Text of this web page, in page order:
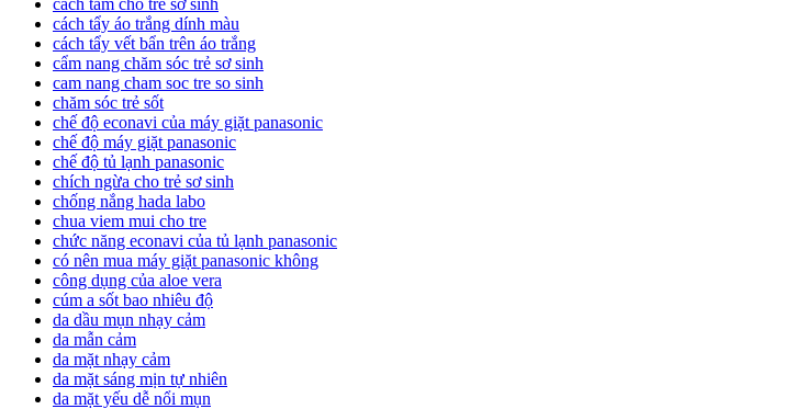
cách tắm cho trẻ sơ sinh
cách tẩy áo trắng dính màu
cách tẩy vết bẩn trên áo trắng
cẩm nang chăm sóc trẻ sơ sinh
cam nang cham soc tre so sinh
chăm sóc trẻ sốt
chế độ econavi của máy giặt panasonic
chế độ máy giặt panasonic
chế độ tủ lạnh panasonic
chích ngừa cho trẻ sơ sinh
chống nắng hada labo
chua viem mui cho tre
chức năng econavi của tủ lạnh panasonic
có nên mua máy giặt panasonic không
công dụng của aloe vera
cúm a sốt bao nhiêu độ
da dầu mụn nhạy cảm
da mẫn cảm
da mặt nhạy cảm
da mặt sáng mịn tự nhiên
da mặt yếu dễ nổi mụn